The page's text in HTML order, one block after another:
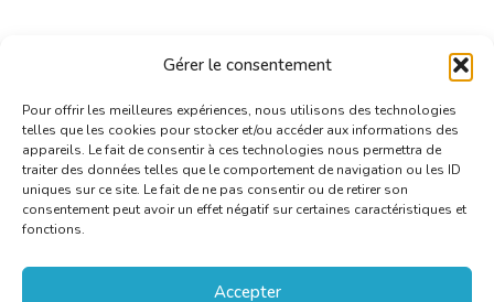
Gérer le consentement
Pour offrir les meilleures expériences, nous utilisons des technologies
telles que les cookies pour stocker et/ou accéder aux informations des
appareils. Le fait de consentir à ces technologies nous permettra de
traiter des données telles que le comportement de navigation ou les ID
uniques sur ce site. Le fait de ne pas consentir ou de retirer son
consentement peut avoir un effet négatif sur certaines caractéristiques et
fonctions.
Accepter